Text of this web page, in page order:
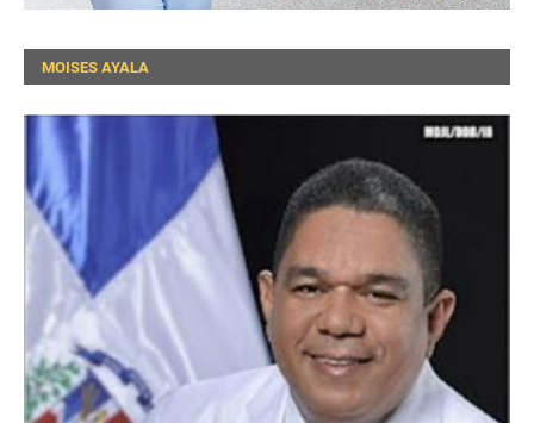
MOISES AYALA